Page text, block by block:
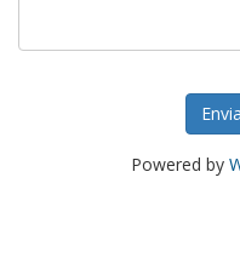
Powered by